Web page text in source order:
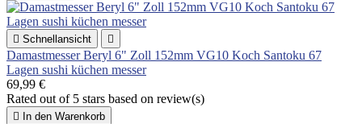
 Schnellansicht 
Damastmesser Beryl 6" Zoll 152mm VG10 Koch Santoku 67
Lagen sushi küchen messer
69,99 €
Rated out of 5 stars based on review(s)
 In den Warenkorb